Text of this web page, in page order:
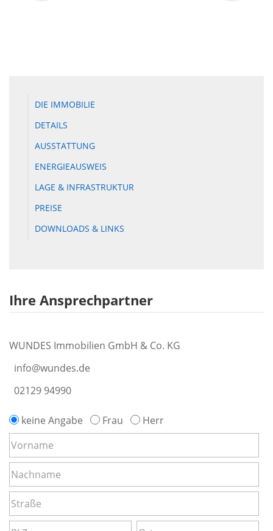
DIE IMMOBILIE
DETAILS
AUSSTATTUNG
ENERGIEAUSWEIS
LAGE & INFRASTRUKTUR
PREISE
DOWNLOADS & LINKS
Ihre Ansprechpartner
WUNDES Immobilien GmbH & Co. KG
info@wundes.de
02129 94990
keine Angabe Frau Herr